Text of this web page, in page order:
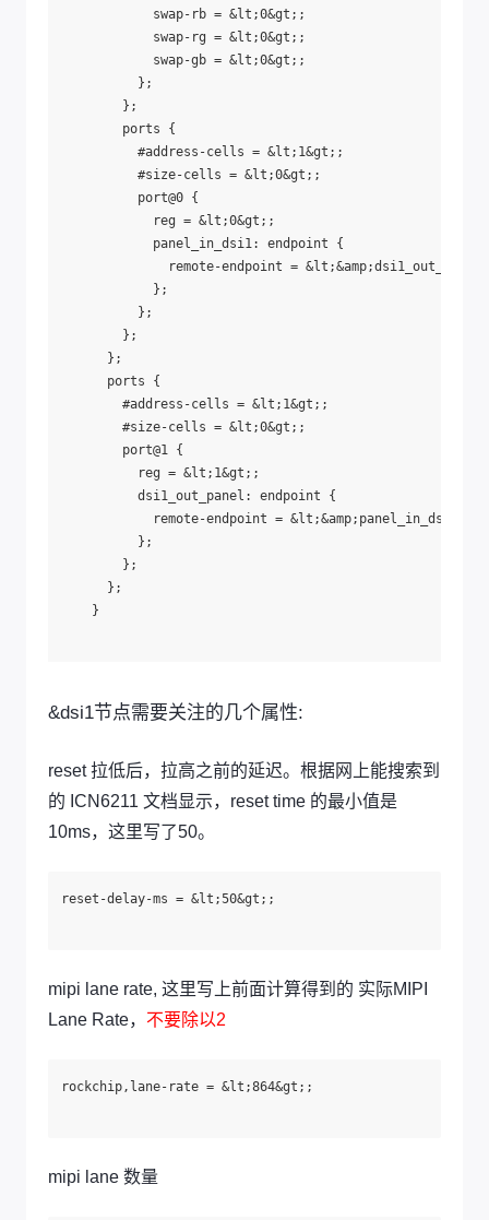
swap-rb = &lt;0&gt;;
swap-rg = &lt;0&gt;;
swap-gb = &lt;0&gt;;
};
};
ports {
#address-cells = &lt;1&gt;;
#size-cells = &lt;0&gt;;
port@0 {
reg = &lt;0&gt;;
panel_in_dsi1: endpoint {
remote-endpoint =
};
};
};
};
ports {
#address-cells = &lt;1&gt;;
#size-cells = &lt;0&gt;;
port@1 {
reg = &lt;1&gt;;
dsi1_out_panel: endpoint {
remote-endpoint =
};
};
};
}
&dsi1节点需要关注的几个属性:
reset 拉低后，拉高之前的延迟。根据网上能搜索到
的 ICN6211 文档显示，reset time 的最小值是
10ms，这里写了50。
reset-delay-ms = &lt;50&gt;;
mipi lane rate, 这里写上前面计算得到的 实际MIPI
Lane Rate， 不要除以2
rockchip,lane-rate = &lt;864&gt;;
mipi lane 数量